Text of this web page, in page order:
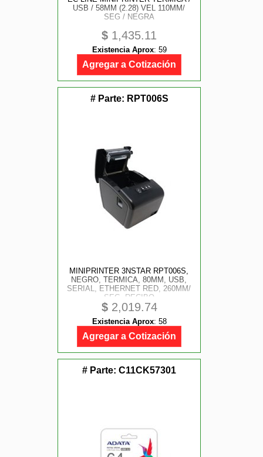
USB / 58MM (2.28) VEL 110MM/
SEG / NEGRA
$ 1,435.11
Existencia Aprox: 59
Agregar a Cotización
# Parte: RPT006S
MINIPRINTER 3NSTAR RPT006S,
NEGRO, TERMICA, 80MM, USB,
SERIAL, ETHERNET RED, 260MM/
SEG, RECIBO
$2,019.74
Existencia Aprox: 58
Agregar a Cotización
# Parte: C11CK57301